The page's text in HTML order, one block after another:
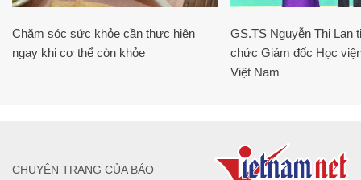
Chăm sóc sức khỏe cần thực hiện
ngay khi cơ thể còn khỏe
GS.TS Nguyễn Thị Lan
chức Giám đốc Học
Việt Nam
CHUYÊN TRANG CỦA BÁO